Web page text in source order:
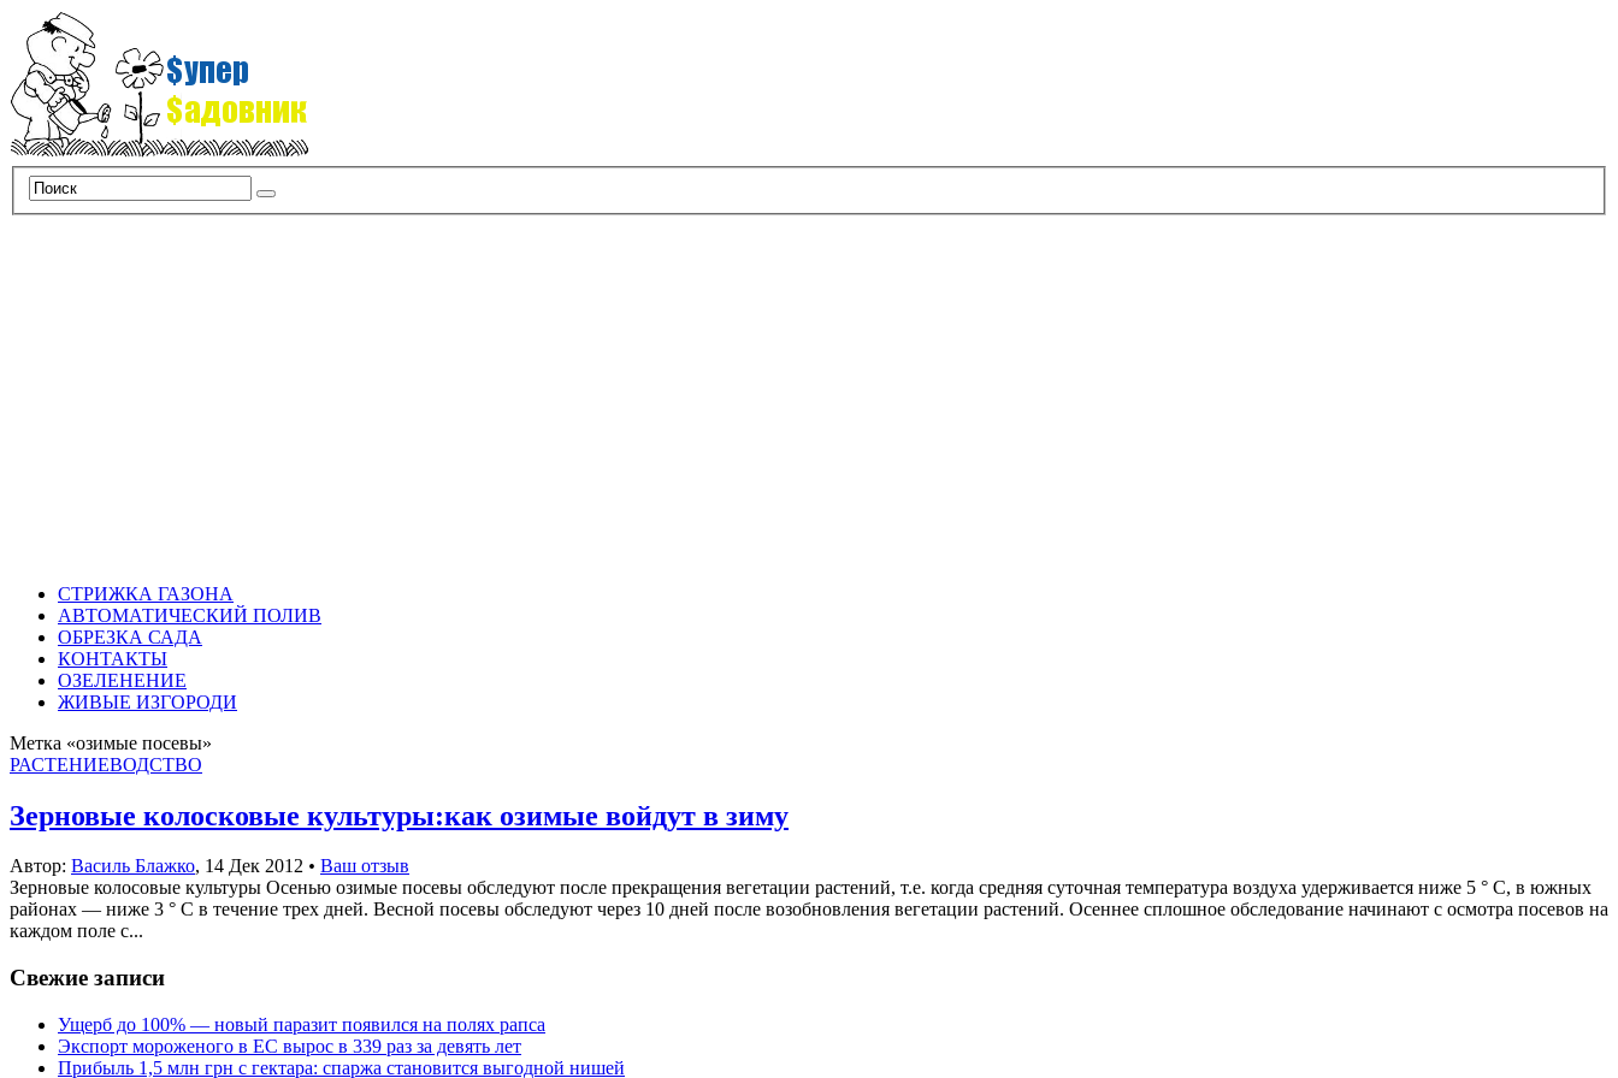
СТРИЖКА ГАЗОНА
АВТОМАТИЧЕСКИЙ ПОЛИВ
ОБРЕЗКА САДА
КОНТАКТЫ
ОЗЕЛЕНЕНИЕ
ЖИВЫЕ ИЗГОРОДИ
Метка «озимые посевы»
РАСТЕНИЕВОДСТВО
Зерновые колосковые культуры:как озимые войдут в зиму
Автор: Василь Блажко, 14 Дек 2012 • Ваш отзыв
Зерновые колосовые культуры Осенью озимые посевы обследуют после прекращения вегетации растений, т.е. когда средняя суточная температура воздуха удерживается ниже 5 ° С, в южных
районах — ниже 3 ° С в течение трех дней. Весной посевы обследуют через 10 дней после возобновления вегетации растений. Осеннее сплошное обследование начинают с осмотра посевов на
каждом поле с...
Свежие записи
Ущерб до 100% — новый паразит появился на полях рапса
Экспорт мороженого в ЕС вырос в 339 раз за девять лет
Прибыль 1,5 млн грн с гектара: спаржа становится выгодной нишей